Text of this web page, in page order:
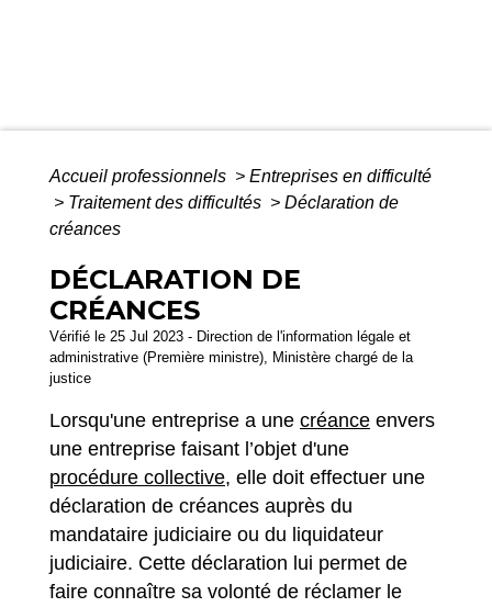
Accueil professionnels > Entreprises en difficulté
> Traitement des difficultés > Déclaration de
créances
DÉCLARATION DE
CRÉANCES
Vérifié le 25 Jul 2023 - Direction de l'information légale et
administrative (Première ministre), Ministère chargé de la
justice
Lorsqu'une entreprise a une créance envers
une entreprise faisant l’objet d'une
procédure collective, elle doit effectuer une
déclaration de créances auprès du
mandataire judiciaire ou du liquidateur
judiciaire. Cette déclaration lui permet de
faire connaître sa volonté de réclamer le